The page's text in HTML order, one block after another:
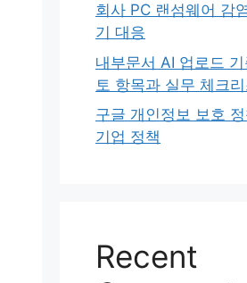
회사 PC 랜섬웨어 감
기 대응
내부문서 AI 업로드
토 항목과 실무 체크리
구글 개인정보 보호
기업 정책
Recent